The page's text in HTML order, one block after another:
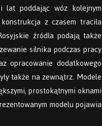
lat poddając wóz kolejnym
z czasem traciła
źródła podają także
silnika podczas pracy
opracowanie dodatkowego
także na zewnątrz. Modele
prostokątnymi oknami
modelu pojawia